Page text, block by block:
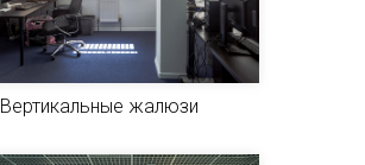
Вертикальные жалюзи